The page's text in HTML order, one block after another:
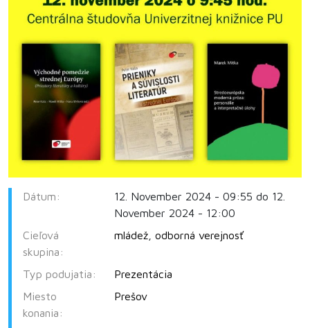
Dátum:
12. November 2024 - 09:55 do 12.
November 2024 - 12:00
Cieľová
skupina:
mládež, odborná verejnosť
Typ podujatia:
Prezentácia
Miesto
konania:
Prešov